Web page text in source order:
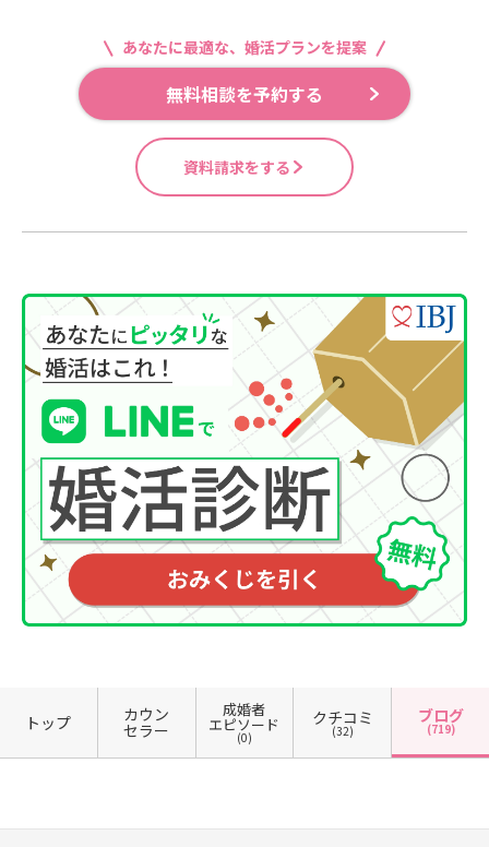
あなたに最適な、婚活プランを提案
無料相談を予約する
資料請求をする
トップ カウン
セラー
成婚者
エピソード
(0)
クチコミ
(32)
ブログ
(719)